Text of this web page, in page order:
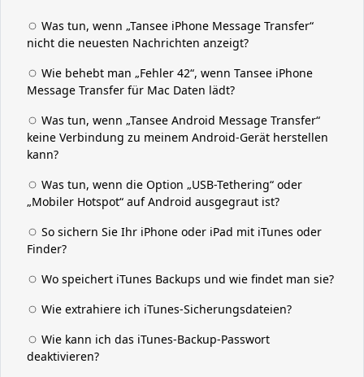
Was tun, wenn „Tansee iPhone Message Transfer“
nicht die neuesten Nachrichten anzeigt?
Wie behebt man „Fehler 42“, wenn Tansee iPhone
Message Transfer für Mac Daten lädt?
Was tun, wenn „Tansee Android Message Transfer“
keine Verbindung zu meinem Android-Gerät herstellen
kann?
Was tun, wenn die Option „USB-Tethering“ oder
„Mobiler Hotspot“ auf Android ausgegraut ist?
So sichern Sie Ihr iPhone oder iPad mit iTunes oder
Finder?
Wo speichert iTunes Backups und wie findet man sie?
Wie extrahiere ich iTunes-Sicherungsdateien?
Wie kann ich das iTunes-Backup-Passwort
deaktivieren?